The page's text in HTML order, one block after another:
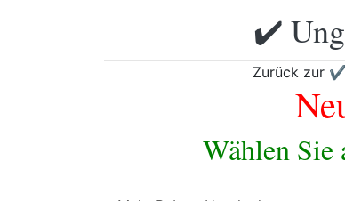
✔️
Zurück zur ✔️
Wählen Sie